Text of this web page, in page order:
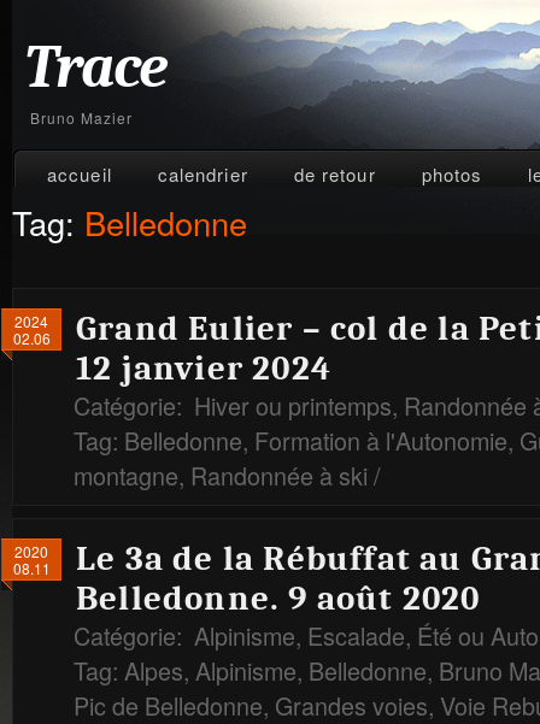
Trace
Bruno Mazier
accueil calendrier de retour photos
Tag: Belledonne
2024
02.06
Grand Eulier – col de la
12 janvier 2024
Catégorie: Hiver ou printemps, Randonnée
Tag: Belledonne, Formation à l'Autonomie,
montagne, Randonnée à ski /
2020
08.11
Le 3a de la Rébuffat au
Belledonne. 9 août 2020
Catégorie: Alpinisme, Escalade, Été ou
Tag: Alpes, Alpinisme, Belledonne, Bruno
Pic de Belledonne, Grandes voies, Voie